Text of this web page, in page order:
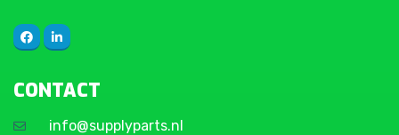
CONTACT
info@supplyparts.nl